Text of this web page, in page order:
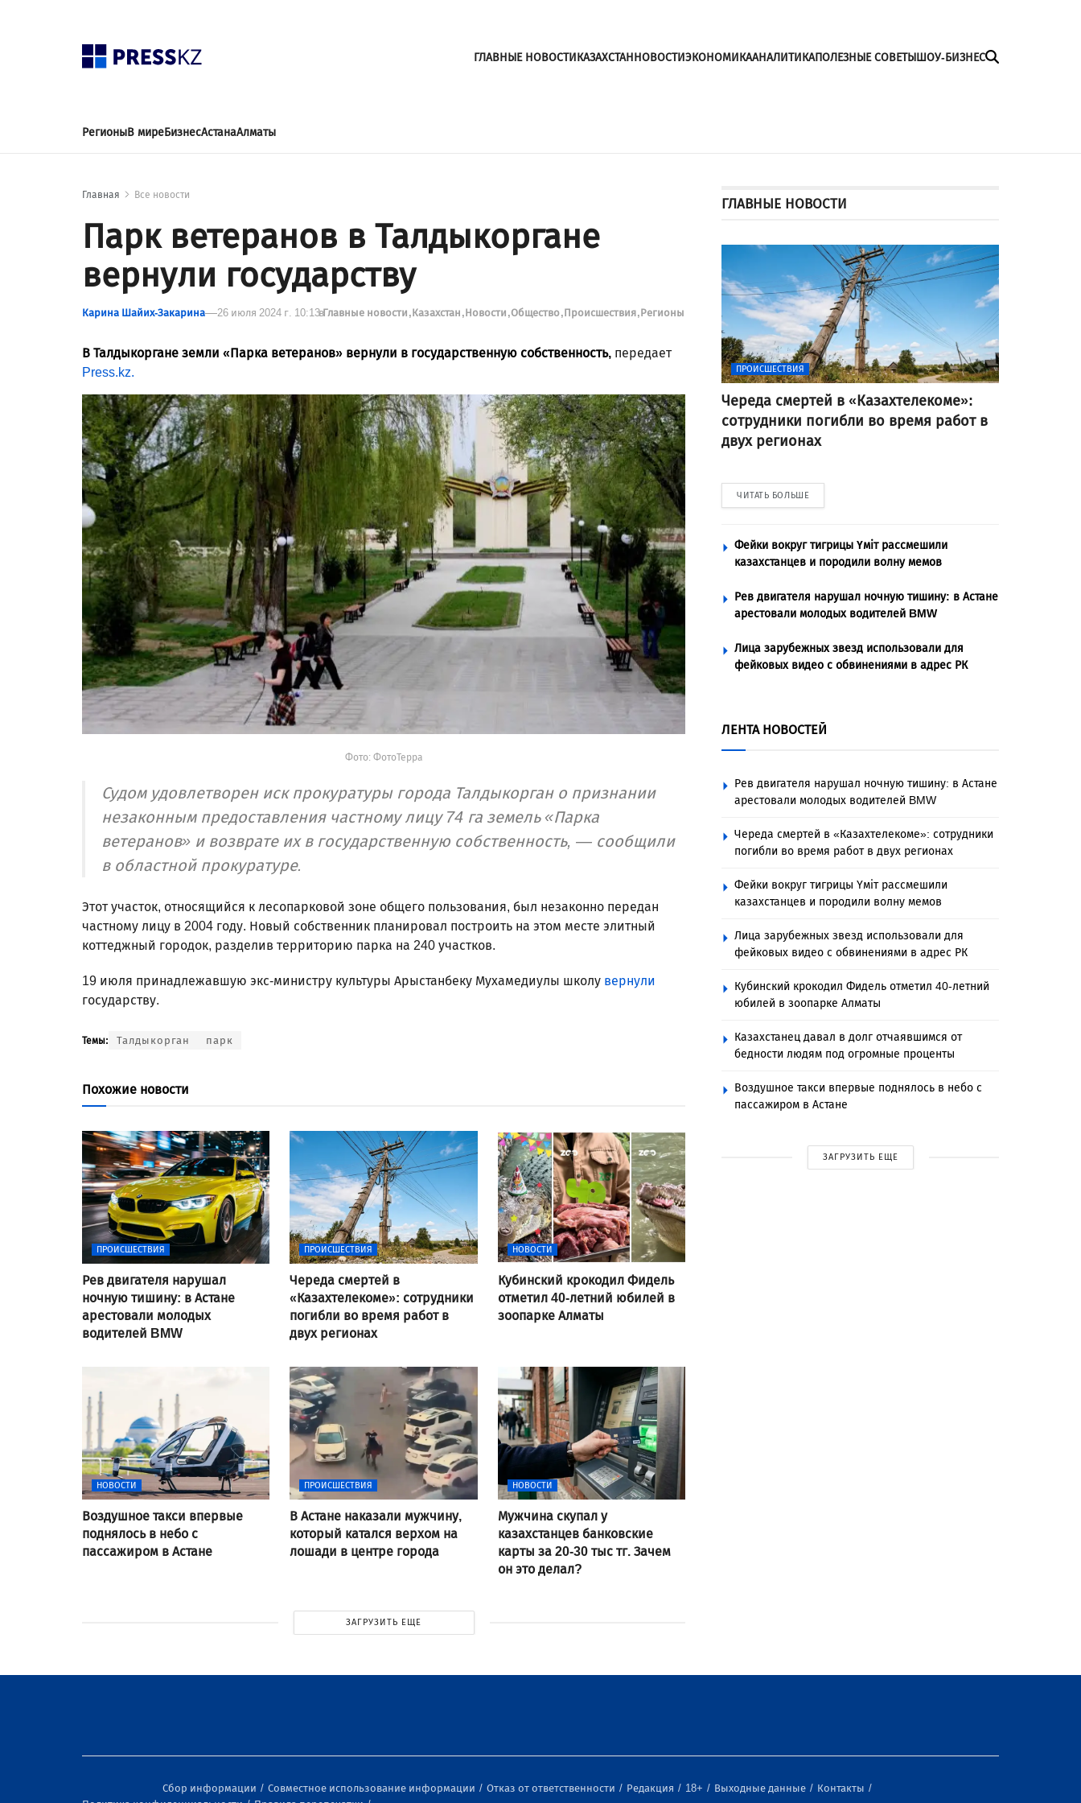
ГЛАВНЫЕ НОВОСТИКАЗАХСТАННОВОСТИЭКОНОМИКААНАЛИТИКАПОЛЕЗНЫЕ СОВЕТЫШОУ-БИЗНЕС
РегионыВ миреБизнесАстанаАлматы
Главная Все новости
Парк ветеранов в Талдыкоргане
вернули государству
Карина Шайих-Закарина 26 июля 2024 г. 10:13вГлавные новости Казахстан НовостиОбщество Происшествия Регионы
В Талдыкоргане земли «Парка ветеранов» вернули в государственную собственность, передает
Press.kz.
Фото: ФотоТерра
Судом удовлетворен иск прокуратуры города Талдыкорган о признании
незаконным предоставления частному лицу 74 га земель «Парка
ветеранов» и возврате их в государственную собственность, — сообщили
в областной прокуратуре.
Этот участок, относящийся к лесопарковой зоне общего пользования, был незаконно передан
частному лицу в 2004 году. Новый собственник планировал построить на этом месте элитный
коттеджный городок, разделив территорию парка на 240 участков.
19 июля принадлежавшую экс-министру культуры Арыстанбеку Мухамедиулы школу вернули
государству.
Темы: Талдыкорган парк
Похожие новости
ПРОИСШЕСТВИЯ
Рев двигателя нарушал
ночную тишину: в Астане
арестовали молодых
водителей BMW
ПРОИСШЕСТВИЯ
Череда смертей в
«Казахтелекоме»: сотрудники
погибли во время работ в
двух регионах
НОВОСТИ
Кубинский крокодил Фидель
отметил 40-летний юбилей в
зоопарке Алматы
НОВОСТИ
Воздушное такси впервые
поднялось в небо с
пассажиром в Астане
ПРОИСШЕСТВИЯ
В Астане наказали мужчину,
который катался верхом на
лошади в центре города
НОВОСТИ
Мужчина скупал у
казахстанцев банковские
карты за 20-30 тыс тг. Зачем
он это делал?
ЗАГРУЗИТЬ ЕЩЕ
ГЛАВНЫЕ НОВОСТИ
ПРОИСШЕСТВИЯ
Череда смертей в «Казахтелекоме»:
сотрудники погибли во время работ в
двух регионах
ЧИТАТЬ БОЛЬШЕ
Фейки вокруг тигрицы Үміт рассмешили
казахстанцев и породили волну мемов
Рев двигателя нарушал ночную тишину: в Астане
арестовали молодых водителей BMW
Лица зарубежных звезд использовали для
фейковых видео с обвинениями в адрес РК
ЛЕНТА НОВОСТЕЙ
Рев двигателя нарушал ночную тишину: в Астане
арестовали молодых водителей BMW
Череда смертей в «Казахтелекоме»: сотрудники
погибли во время работ в двух регионах
Фейки вокруг тигрицы Үміт рассмешили
казахстанцев и породили волну мемов
Лица зарубежных звезд использовали для
фейковых видео с обвинениями в адрес РК
Кубинский крокодил Фидель отметил 40-летний
юбилей в зоопарке Алматы
Казахстанец давал в долг отчаявшимся от
бедности людям под огромные проценты
Воздушное такси впервые поднялось в небо с
пассажиром в Астане
ЗАГРУЗИТЬ ЕЩЕ
Сбор информации Совместное использование информации Отказ от ответственности Редакция 18+ Выходные данные
Контакты